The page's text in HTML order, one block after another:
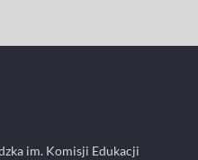
im. Komisji Edukacji